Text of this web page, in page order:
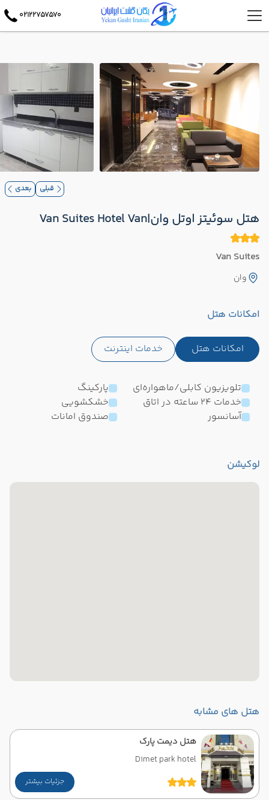
02122757570
قبلی بعدی
هتل سوئیتز اوتل وان|Van Suites Hotel Van
Van Suites
وان
امکانات هتل
امکانات هتل خدمات اینترنت
تلویزیون کابلی/ماهواره‌ای
خدمات 24 ساعته در اتاق
آسانسور
پارکینگ
خشکشویی
صندوق امانات
لوکیشن
هتل های مشابه
هتل دیمت پارک
Dimet park hotel
جزئیات بیشتر